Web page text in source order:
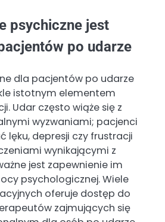
psychiczne jest
po udarze
dla pacjentów po udarze
istotnym elementem
Udar często wiąże się z
wyzwaniami; pacjenci
lęku, depresji czy frustracji
wynikającymi z
jest zapewnienie im
psychologicznej. Wiele
oferuje dostęp do
zajmujących się